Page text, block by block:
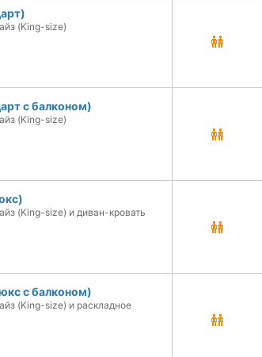
(King-size)
с балконом)
(King-size)
(King-size) и диван-кровать
с балконом)
(King-size) и раскладное